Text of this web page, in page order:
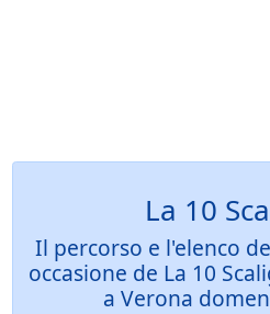
La 10
Il percorso e l'elenco
occasione de La 10
a Verona